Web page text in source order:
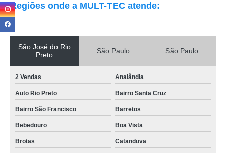
Regiões onde a MULT-TEC atende:
São José do Rio
Preto
São Paulo São Paulo
2 Vendas Analândia
Auto Rio Preto Bairro Santa Cruz
Bairro São Francisco Barretos
Bebedouro Boa Vista
Brotas Catanduva